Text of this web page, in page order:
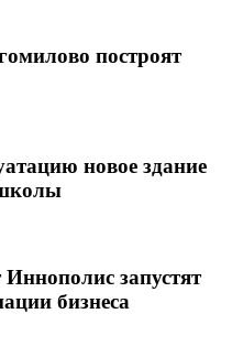
построят
новое здание
запустят
бизнеса